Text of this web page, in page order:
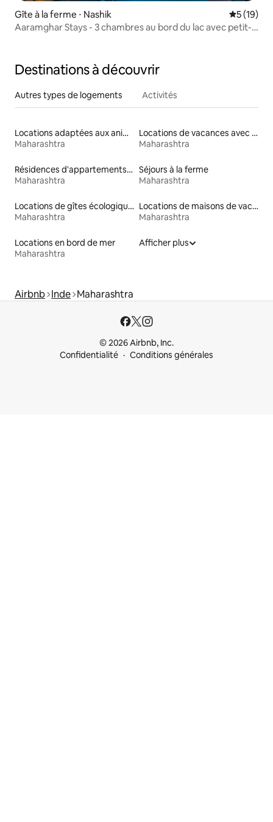
Gîte à la ferme ⋅ Nashik
5 (19)
Aaramghar Stays - 3 chambres au bord du lac avec petit-
Destinations à découvrir
Autres types de logements Activités
Locations adaptées aux animaux
Maharashtra
Locations de vacances avec piscine
Maharashtra
Résidences d'appartements en location
Maharashtra
Séjours à la ferme
Maharashtra
Locations de gîtes écologiques
Maharashtra
Locations de maisons de vacances
Maharashtra
Locations en bord de mer
Maharashtra
Afficher plus
Airbnb Inde Maharashtra
© 2026 Airbnb, Inc.
Confidentialité
Conditions générales